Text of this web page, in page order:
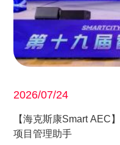
2026/07/24
【海克斯康Smart AEC
项目管理助手